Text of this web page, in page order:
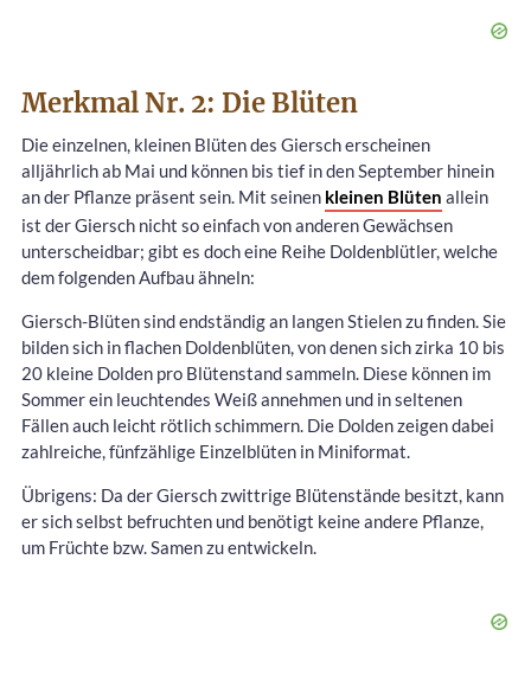
Merkmal Nr. 2: Die Blüten
Die einzelnen, kleinen Blüten des Giersch erscheinen
alljährlich ab Mai und können bis tief in den September hinein
an der Pflanze präsent sein. Mit seinen kleinen Blüten allein
ist der Giersch nicht so einfach von anderen Gewächsen
unterscheidbar; gibt es doch eine Reihe Doldenblütler, welche
dem folgenden Aufbau ähneln:
Giersch-Blüten sind endständig an langen Stielen zu finden. Sie
bilden sich in flachen Doldenblüten, von denen sich zirka 10 bis
20 kleine Dolden pro Blütenstand sammeln. Diese können im
Sommer ein leuchtendes Weiß annehmen und in seltenen
Fällen auch leicht rötlich schimmern. Die Dolden zeigen dabei
zahlreiche, fünfzählige Einzelblüten in Miniformat.
Übrigens: Da der Giersch zwittrige Blütenstände besitzt, kann
er sich selbst befruchten und benötigt keine andere Pflanze,
um Früchte bzw. Samen zu entwickeln.